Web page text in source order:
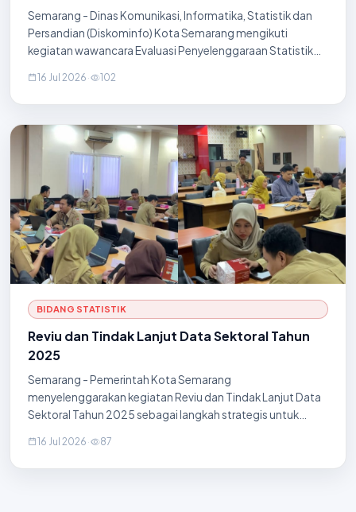
(EPSS) Tahun 2026
Semarang - Dinas Komunikasi, Informatika, Statistik dan
Persandian (Diskominfo) Kota Semarang mengikuti
kegiatan wawancara Evaluasi Penyelenggaraan Statistik
Badan Pusat Statistik (BPS) pada Selasa, 14 Juli 2026
secara daring melalui Zoom Meeting. Kegiatan ini dihadiri
Penilai dari BPS sebagai bagian dari proses evaluasi
penyelenggaraan statistik sektoral di daerah. Melalui
wawancara in
16 Jul 2026 · 102
BIDANG STATISTIK
Reviu dan Tindak Lanjut Data Sektoral Tahun
2025
Semarang - Pemerintah Kota Semarang
menyelenggarakan kegiatan Reviu dan Tindak Lanjut Data
Sektoral Tahun 2025 sebagai langkah strategis untuk
Indonesia (SDI) Tingkat Kota Semarang. Kegiatan ini
bertujuan mengevaluasi keterisian data, memverifikasi
16 Jul 2026 · 87